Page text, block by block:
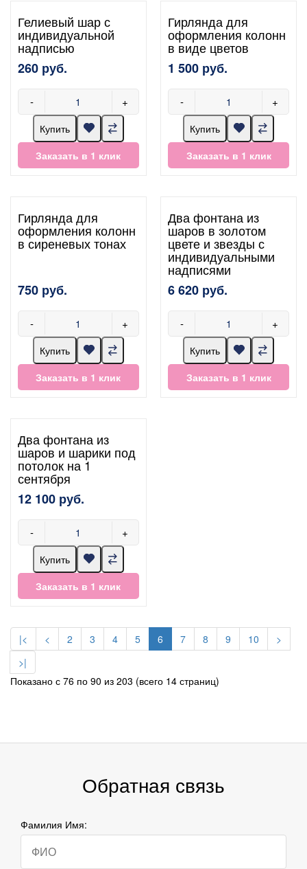
Гелиевый шар с
индивидуальной
надписью
260 руб.
- +
Купить
Заказать в 1 клик
Гирлянда для
оформления колонн
в виде цветов
1 500 руб.
- +
Купить
Заказать в 1 клик
Гирлянда для
оформления колонн
в сиреневых тонах
750 руб.
- +
Купить
Заказать в 1 клик
Два фонтана из
шаров в золотом
цвете и звезды с
индивидуальными
надписями
6 620 руб.
- +
Купить
Заказать в 1 клик
Два фонтана из
шаров и шарики под
потолок на 1
сентября
12 100 руб.
- +
Купить
Заказать в 1 клик
|< < 2 3 4 5 6 7 8 9 10
>
>|
Показано с 76 по 90 из 203 (всего 14 страниц)
Обратная связь
Фамилия Имя: